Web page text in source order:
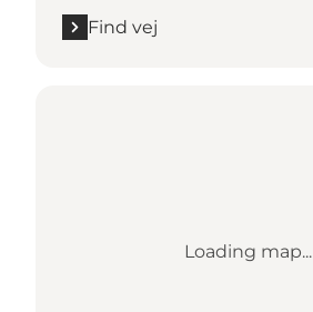
Find vej
Loading map...